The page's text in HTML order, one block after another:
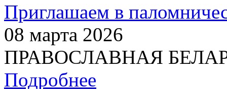
Приглашаем в
08 марта 2026
ПРАВОСЛАВНАЯ
Подробнее